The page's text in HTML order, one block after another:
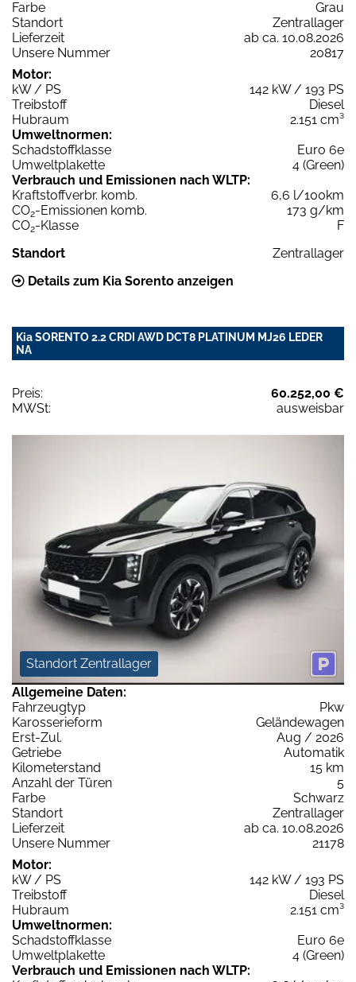
Farbe
Grau
Standort
Zentrallager
Lieferzeit
ab ca. 10.08.2026
Unsere Nummer
20817
Motor:
kW / PS
142 kW / 193 PS
Treibstoff
Diesel
Hubraum
2.151 cm³
Umweltnormen:
Schadstoffklasse
Euro 6e
Umweltplakette
4 (Green)
Verbrauch und Emissionen nach WLTP:
Kraftstoffverbr. komb.
6,6 l/100km
CO2-Emissionen komb.
173 g/km
CO2-Klasse
F
Standort
Zentrallager
Details zum Kia Sorento anzeigen
Kia SORENTO 2.2 CRDI AWD DCT8 PLATINUM MJ26 LEDER
NA
Preis:
60.252,00 €
MWSt:
ausweisbar
Standort Zentrallager
Allgemeine Daten:
Fahrzeugtyp
Pkw
Karosserieform
Geländewagen
Erst-Zul.
Aug / 2026
Getriebe
Automatik
Kilometerstand
15 km
Anzahl der Türen
5
Farbe
Schwarz
Standort
Zentrallager
Lieferzeit
ab ca. 10.08.2026
Unsere Nummer
21178
Motor:
kW / PS
142 kW / 193 PS
Treibstoff
Diesel
Hubraum
2.151 cm³
Umweltnormen:
Schadstoffklasse
Euro 6e
Umweltplakette
4 (Green)
Verbrauch und Emissionen nach WLTP: